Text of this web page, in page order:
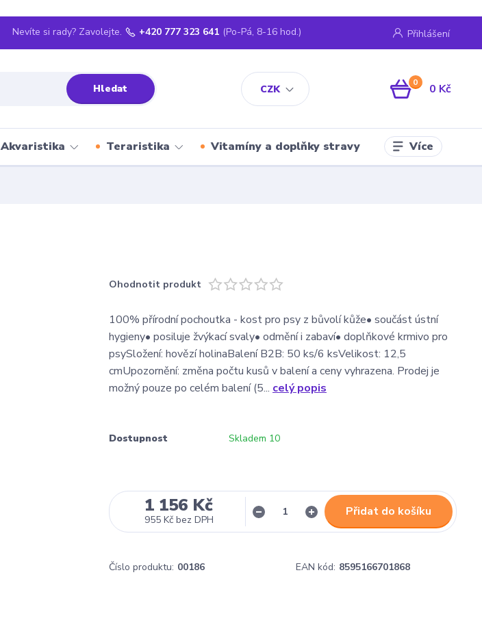
CZK
Přihlášení
Hledat
Nevíte si rady? Zavolejte. +420 777 323 641 (Po-Pá, 8-16 hod.)
0 0 Kč
Akvaristika Teraristika Vitamíny a doplňky stravy Více
Ohodnotit produkt
100% přírodní pochoutka - kost pro psy z bůvolí kůže• součást ústní
hygieny• posiluje žvýkací svaly• odmění i zabaví• doplňkové krmivo pro
psySložení: hovězí holinaBalení B2B: 50 ks/6 ksVelikost: 12,5
cmUpozornění: změna počtu kusů v balení a ceny vyhrazena. Prodej je
možný pouze po celém balení (5... celý popis
Dostupnost Skladem 10
1 156 Kč
955 Kč bez DPH
Přidat do košíku
Číslo produktu: 00186 EAN kód: 8595166701868